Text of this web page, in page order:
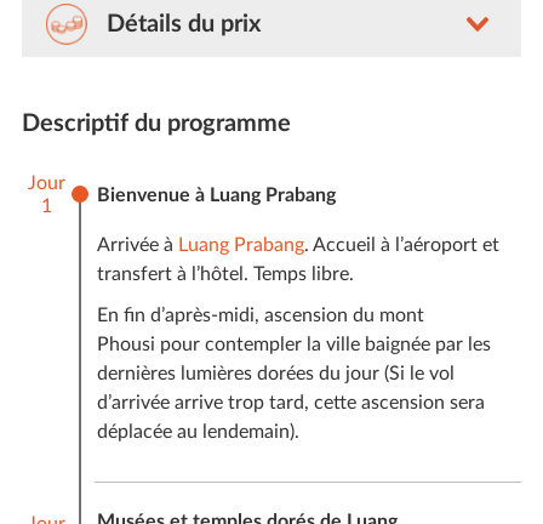
Détails du prix
chaque voyageur d’Amica. Ce dernier varie selon le
saisonnalité et les délais de réservations de notre
client.
Comptez pour ce voyage uneestimation comprise
indicatif, le tarif médian pour ce voyage pour 4
personnes en moyenne saison avec les hôtels
standards est de 1007 € par personne. Le seul prix
exact sera celui qui apparaîtra sur votre devis
personnalisé et finalisé.
* Le prix des vols internationaux n’est pas inclus dans
cette estimation.
Descriptif du programme
Jour
1
Bienvenue à Luang Prabang
Arrivée à Luang Prabang. Accueil à l’aéroport et
transfert à l’hôtel. Temps libre.
En fin d’après-midi, ascension du mont
Phousi pour contempler la ville baignée par les
dernières lumières dorées du jour (Si le vol
d’arrivée arrive trop tard, cette ascension sera
déplacée au lendemain).